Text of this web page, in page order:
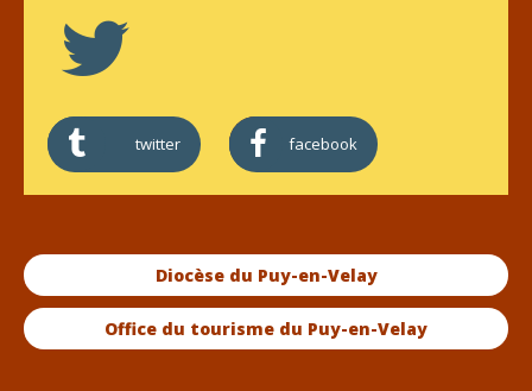
twitter facebook
Diocèse du Puy-en-Velay
Office du tourisme du Puy-en-Velay